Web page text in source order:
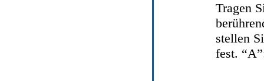
Tragen
stellen
fest.